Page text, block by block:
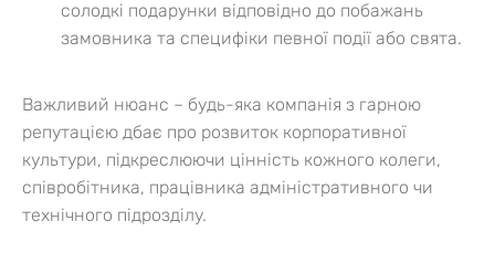
солодкі подарунки відповідно до побажань
замовника та специфіки певної події або свята.
Важливий нюанс – будь-яка компанія з гарною
репутацією дбає про розвиток корпоративної
культури, підкреслюючи цінність кожного колеги,
співробітника, працівника адміністративного чи
технічного підрозділу.